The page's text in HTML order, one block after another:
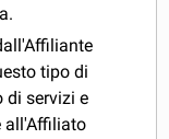
tipo di
di servizi e
all'Affiliato